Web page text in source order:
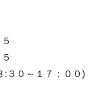
３０～１７：００)